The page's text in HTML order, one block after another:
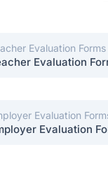
Evaluation Forms
Evaluation
Evaluation
Evaluation